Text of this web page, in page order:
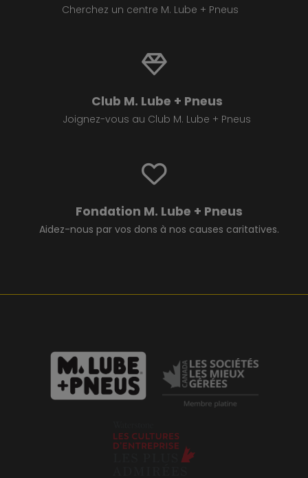
Cherchez un centre M. Lube + Pneus
Club M. Lube + Pneus
Joignez-vous au Club M. Lube + Pneus
Fondation M. Lube + Pneus
Aidez-nous par vos dons à nos causes caritatives.